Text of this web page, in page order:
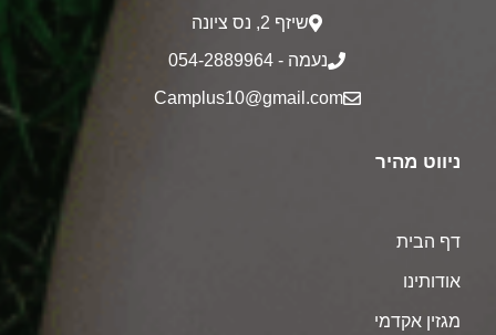
שיזף 2‎, נס ציונה
נעמה - 054-2889964
Camplus10@gmail.com
ניווט מהיר
דף הבית
אודותינו
מגזין אקדמי